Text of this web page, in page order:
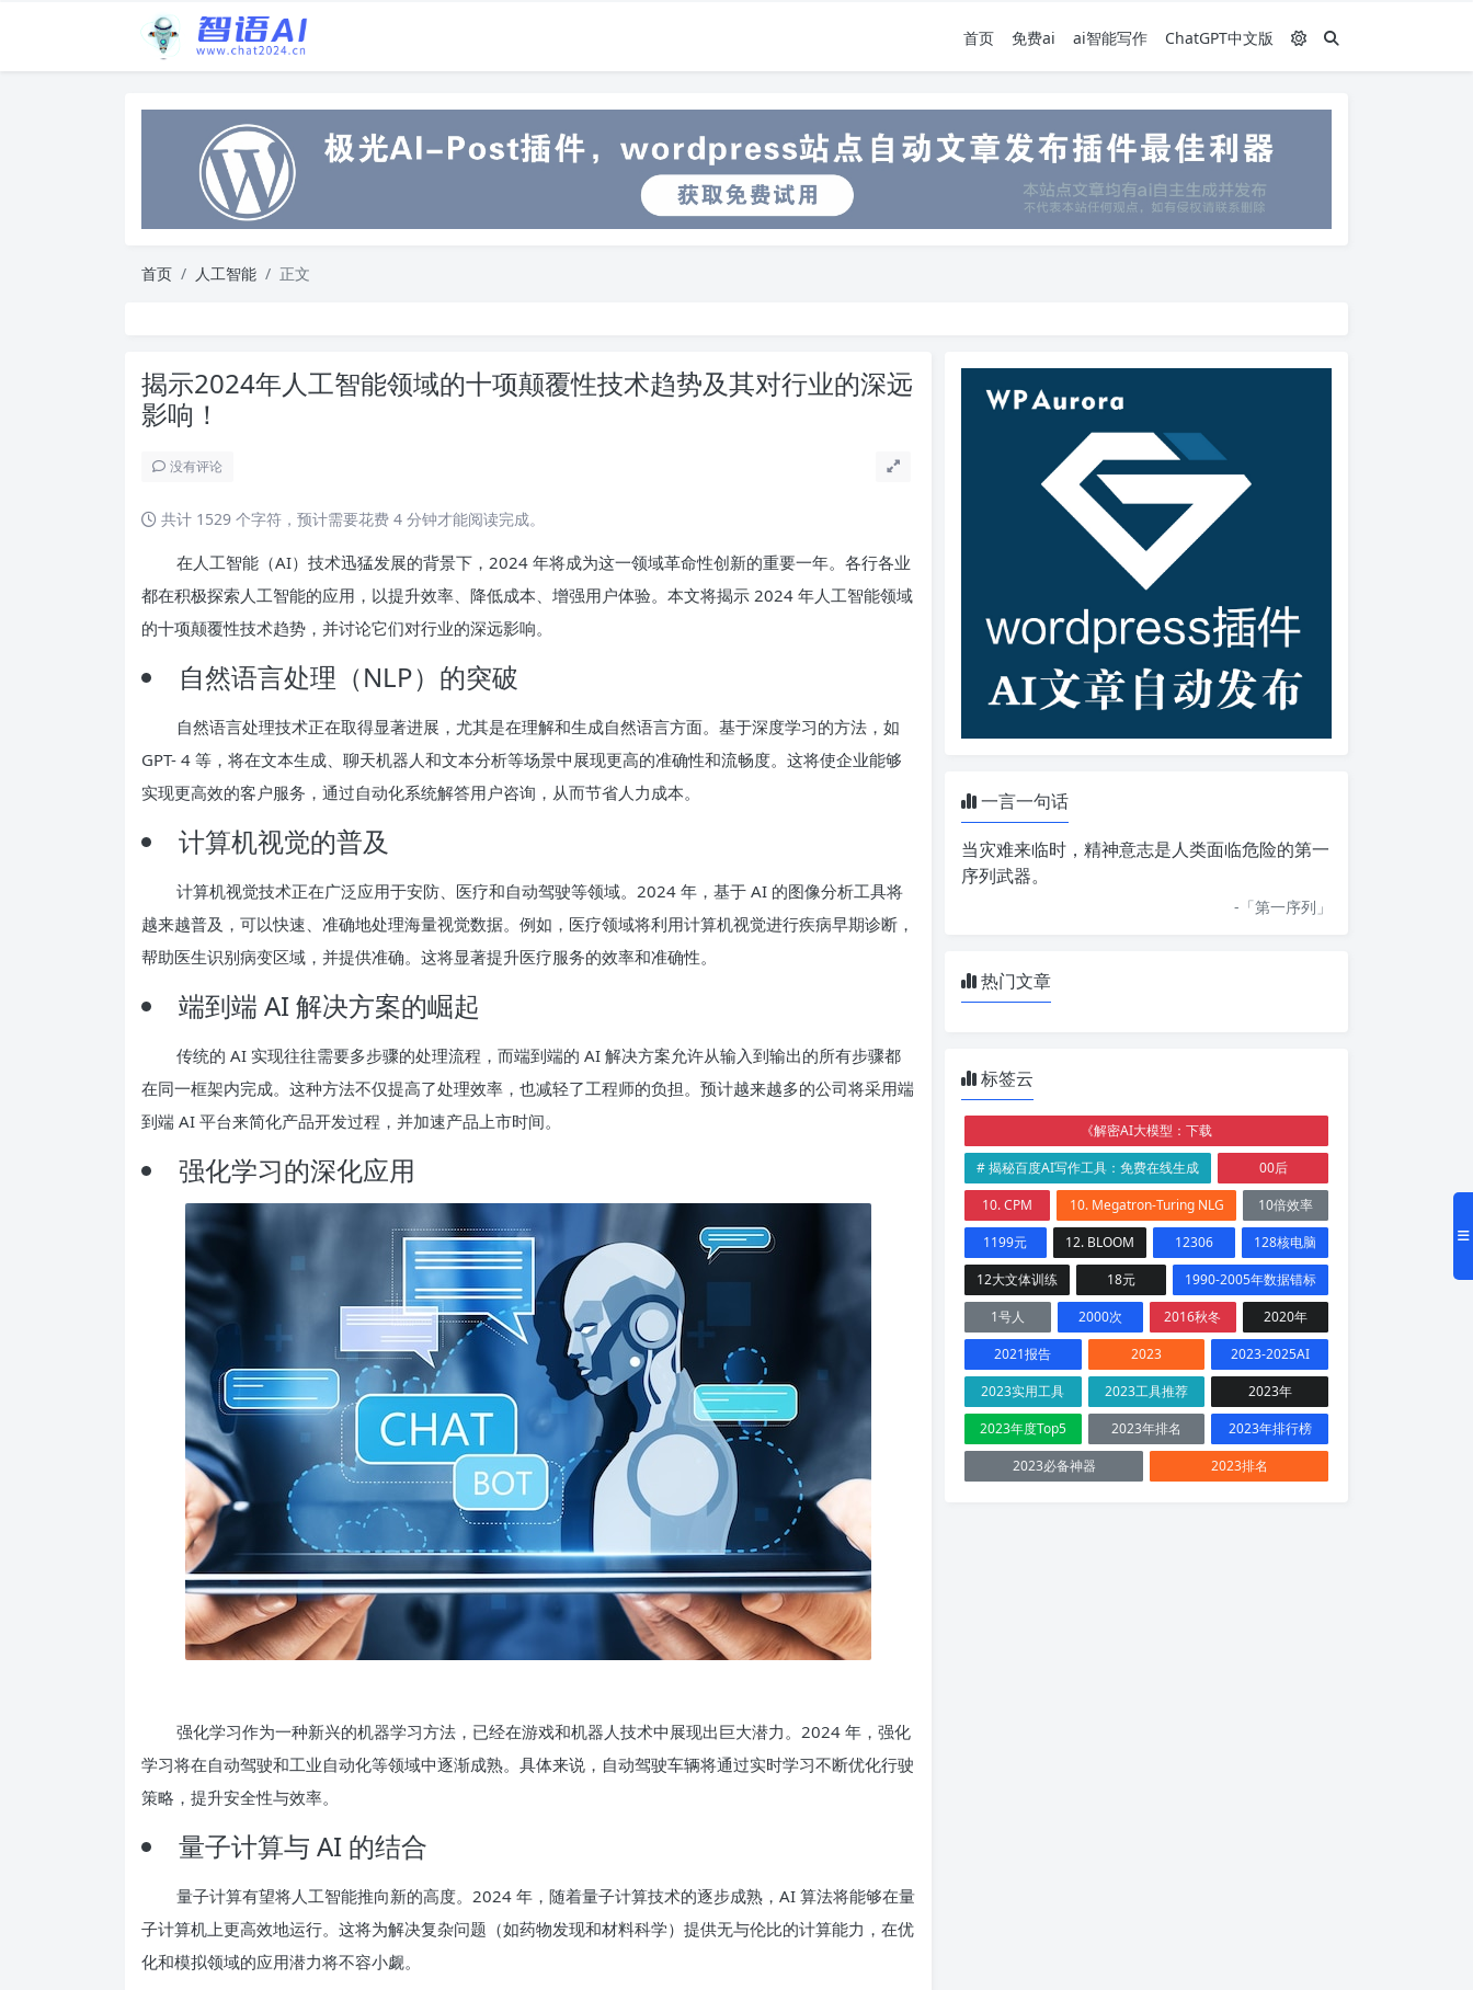
首页 免费ai ai智能写作 ChatGPT中文版
首页 人工智能 正文
揭示2024年人工智能领域的十项颠覆性技术趋势及其对行业的深远
影响！
没有评论
共计 1529 个字符，预计需要花费 4 分钟才能阅读完成。
在人工智能（AI）技术迅猛发展的背景下，2024 年将成为这一领域革命性创新的重要一年。各行各业
都在积极探索人工智能的应用，以提升效率、降低成本、增强用户体验。本文将揭示 2024 年人工智能领域
的十项颠覆性技术趋势，并讨论它们对行业的深远影响。
自然语言处理（NLP）的突破
自然语言处理技术正在取得显著进展，尤其是在理解和生成自然语言方面。基于深度学习的方法，如
GPT- 4 等，将在文本生成、聊天机器人和文本分析等场景中展现更高的准确性和流畅度。这将使企业能够
实现更高效的客户服务，通过自动化系统解答用户咨询，从而节省人力成本。
计算机视觉的普及
计算机视觉技术正在广泛应用于安防、医疗和自动驾驶等领域。2024 年，基于 AI 的图像分析工具将
越来越普及，可以快速、准确地处理海量视觉数据。例如，医疗领域将利用计算机视觉进行疾病早期诊断，
帮助医生识别病变区域，并提供准确。这将显著提升医疗服务的效率和准确性。
端到端 AI 解决方案的崛起
传统的 AI 实现往往需要多步骤的处理流程，而端到端的 AI 解决方案允许从输入到输出的所有步骤都
在同一框架内完成。这种方法不仅提高了处理效率，也减轻了工程师的负担。预计越来越多的公司将采用端
到端 AI 平台来简化产品开发过程，并加速产品上市时间。
强化学习的深化应用
强化学习作为一种新兴的机器学习方法，已经在游戏和机器人技术中展现出巨大潜力。2024 年，强化
学习将在自动驾驶和工业自动化等领域中逐渐成熟。具体来说，自动驾驶车辆将通过实时学习不断优化行驶
策略，提升安全性与效率。
量子计算与 AI 的结合
量子计算有望将人工智能推向新的高度。2024 年，随着量子计算技术的逐步成熟，AI 算法将能够在量
子计算机上更高效地运行。这将为解决复杂问题（如药物发现和材料科学）提供无与伦比的计算能力，在优
化和模拟领域的应用潜力将不容小觑。
一言一句话
当灾难来临时，精神意志是人类面临危险的第一
序列武器。
-「第一序列 」
热门文章
标签云
《解密AI大模型：下载
# 揭秘百度AI写作工具：免费在线生成
00后
10. CPM
10. Megatron-Turing NLG
10倍效率
1199元
12. BLOOM 12306
128核电脑
12大文体训练
18元
1990-2005年数据错标
1号人
2000次 2016秋冬
2020年
2021报告
2023
2023-2025AI
2023实用工具
2023工具推荐
2023年
2023年度Top5
2023年排名
2023年排行榜
2023必备神器
2023排名